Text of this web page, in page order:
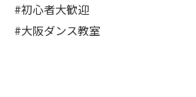
#初心者大歓迎
#大阪ダンス教室